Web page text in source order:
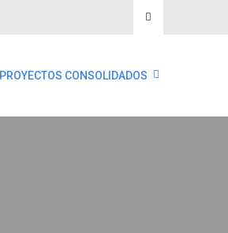
PROYECTOS CONSOLIDADOS